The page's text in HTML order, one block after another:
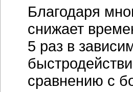
Благодаря
снижает
5 раз в
сравнению с